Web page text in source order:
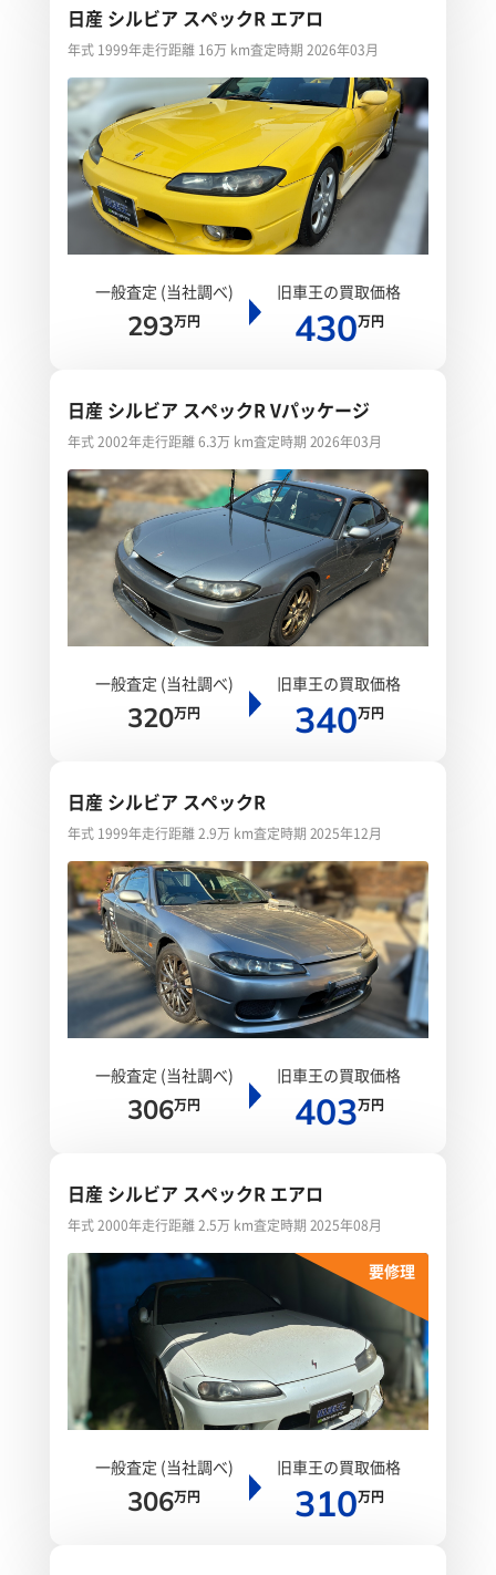
日産 シルビア スペックR エアロ
年式 1999年走行距離 16万 km査定時期 2026年03月
一般査定 (当社調べ)
293万円
旧車王の買取価格
430万円
日産 シルビア スペックR Vパッケージ
年式 2002年走行距離 6.3万 km査定時期 2026年03月
一般査定 (当社調べ)
320万円
旧車王の買取価格
340万円
日産 シルビア スペックR
年式 1999年走行距離 2.9万 km査定時期 2025年12月
一般査定 (当社調べ)
306万円
旧車王の買取価格
403万円
日産 シルビア スペックR エアロ
年式 2000年走行距離 2.5万 km査定時期 2025年08月
要修理
一般査定 (当社調べ)
306万円
旧車王の買取価格
310万円